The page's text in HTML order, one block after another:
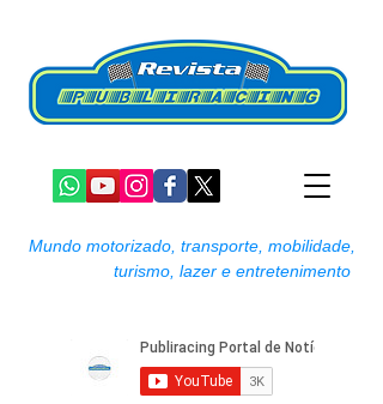
Mundo motorizado, transporte, mobilidade,
turismo, lazer e entretenimento